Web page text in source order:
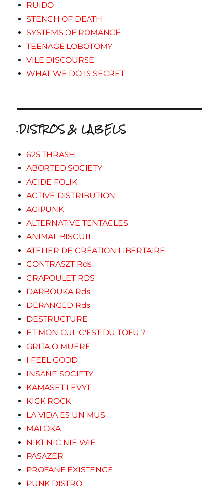
RUIDO
STENCH OF DEATH
SYSTEMS OF ROMANCE
TEENAGE LOBOTOMY
VILE DISCOURSE
WHAT WE DO IS SECRET
.DISTROS & LABELS
625 THRASH
ABORTED SOCIETY
ACIDE FOLIK
ACTIVE DISTRIBUTION
AGIPUNK
ALTERNATIVE TENTACLES
ANIMAL BISCUIT
ATELIER DE CRÉATION LIBERTAIRE
CONTRASZT Rds
CRAPOULET RDS
DARBOUKA Rds
DERANGED Rds
DESTRUCTURE
ET MON CUL C'EST DU TOFU ?
GRITA O MUERE
I FEEL GOOD
INSANE SOCIETY
KAMASET LEVYT
KICK ROCK
LA VIDA ES UN MUS
MALOKA
NIKT NIC NIE WIE
PASAZER
PROFANE EXISTENCE
PUNK DISTRO